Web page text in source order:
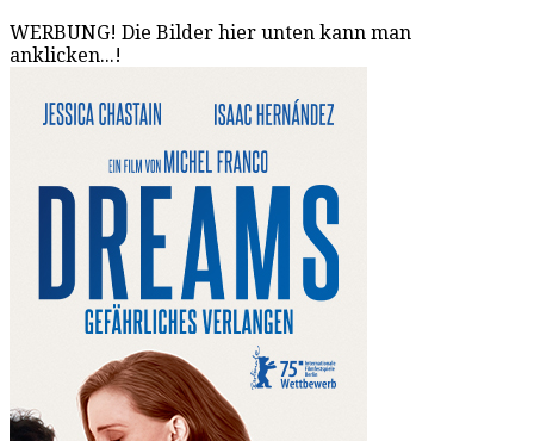
WERBUNG! Die Bilder hier unten kann man
anklicken...!